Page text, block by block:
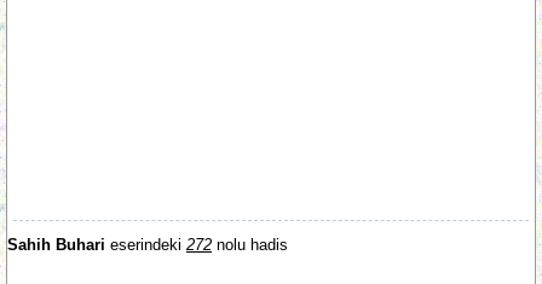
Sahih Buhari eserindeki 272 nolu hadis